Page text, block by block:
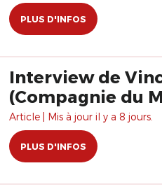
PLUS D'INFOS
Interview de
(Compagnie du
Article | Mis à jour il y a 8 jours.
PLUS D'INFOS